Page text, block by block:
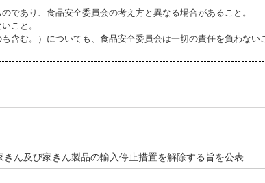
であり、食品安全委員会の考え方と異なる場合があること。
こと。
含む。）についても、食品安全委員会は一切の責任を負わない
ん及び家きん製品の輸入停止措置を解除する旨を公表